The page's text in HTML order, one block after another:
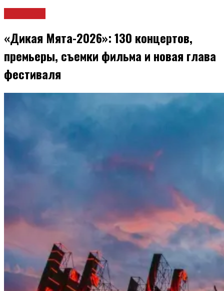
«Дикая Мята-2026»: 130 концертов,
премьеры, съемки фильма и новая глава
фестиваля